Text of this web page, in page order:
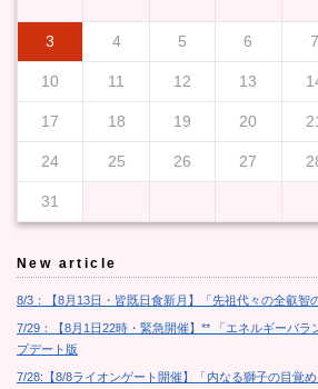
3 4 5 6 7
10 11 12 13
17 18 19 20
24 25 26 27
31
New article
8/3：【8月13日・皆既日食新月】「先祖代々の全叡智
7/29：【8月1日22時・緊急開催】** 「エネルギーバラ
プデート版
7/28:【8/8ライオンゲート開催】「内なる獅子の目覚